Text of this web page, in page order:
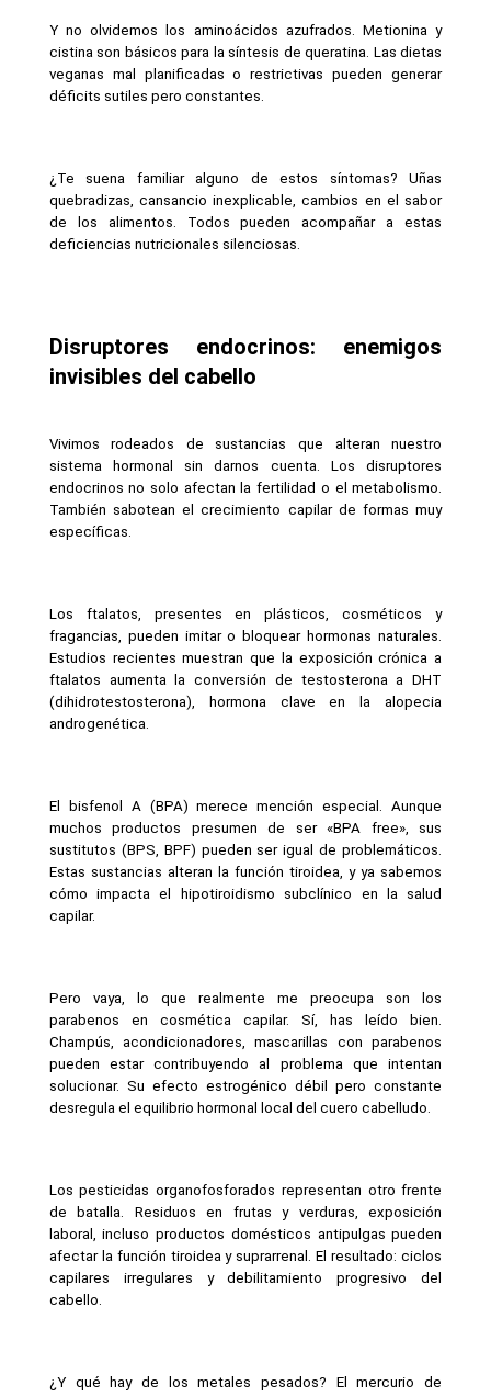
Y no olvidemos los aminoácidos azufrados. Metionina y
cistina son básicos para la síntesis de queratina. Las dietas
veganas mal planificadas o restrictivas pueden generar
déficits sutiles pero constantes.
¿Te suena familiar alguno de estos síntomas? Uñas
quebradizas, cansancio inexplicable, cambios en el sabor
de los alimentos. Todos pueden acompañar a estas
deficiencias nutricionales silenciosas.
Disruptores endocrinos: enemigos
invisibles del cabello
Vivimos rodeados de sustancias que alteran nuestro
sistema hormonal sin darnos cuenta. Los disruptores
endocrinos no solo afectan la fertilidad o el metabolismo.
También sabotean el crecimiento capilar de formas muy
específicas.
Los ftalatos, presentes en plásticos, cosméticos y
fragancias, pueden imitar o bloquear hormonas naturales.
Estudios recientes muestran que la exposición crónica a
ftalatos aumenta la conversión de testosterona a DHT
(dihidrotestosterona), hormona clave en la alopecia
androgenética.
El bisfenol A (BPA) merece mención especial. Aunque
muchos productos presumen de ser «BPA free», sus
sustitutos (BPS, BPF) pueden ser igual de problemáticos.
Estas sustancias alteran la función tiroidea, y ya sabemos
cómo impacta el hipotiroidismo subclínico en la salud
capilar.
Pero vaya, lo que realmente me preocupa son los
parabenos en cosmética capilar. Sí, has leído bien.
Champús, acondicionadores, mascarillas con parabenos
pueden estar contribuyendo al problema que intentan
solucionar. Su efecto estrogénico débil pero constante
desregula el equilibrio hormonal local del cuero cabelludo.
Los pesticidas organofosforados representan otro frente
de batalla. Residuos en frutas y verduras, exposición
laboral, incluso productos domésticos antipulgas pueden
afectar la función tiroidea y suprarrenal. El resultado: ciclos
capilares irregulares y debilitamiento progresivo del
cabello.
¿Y qué hay de los metales pesados? El mercurio de